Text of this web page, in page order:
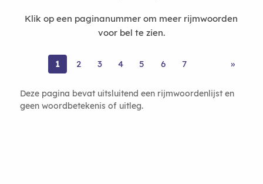
Klik op een paginanummer om meer rijmwoorden
voor bel te zien.
1 2 3 4 5 6 7 »
Deze pagina bevat uitsluitend een rijmwoordenlijst en
geen woordbetekenis of uitleg.